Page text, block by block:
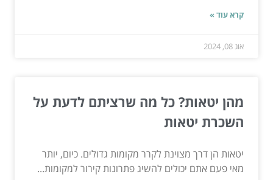
קרא עוד »
אוג 08, 2024
מהן יטאות? כל מה שרציתם לדעת על
השכרת יטאות
יטאות הן דרך מצוינת לקרר מקומות גדולים. כיום, יותר
מאי פעם אתם יכולים להשיג פתרונות קירור למקומות...